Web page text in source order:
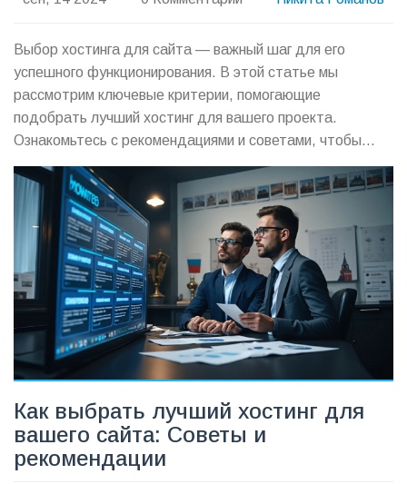
Выбор хостинга для сайта — важный шаг для его
успешного функционирования. В этой статье мы
рассмотрим ключевые критерии, помогающие
подобрать лучший хостинг для вашего проекта.
Ознакомьтесь с рекомендациями и советами, чтобы
сделать правильный выбор.
Как выбрать лучший хостинг для
вашего сайта: Советы и
рекомендации